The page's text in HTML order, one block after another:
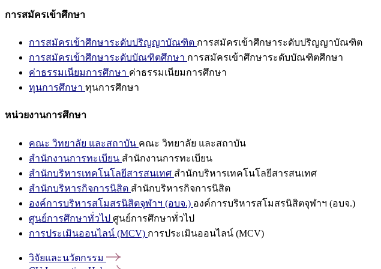
การสมัครเข้าศึกษา
การสมัครเข้าศึกษาระดับปริญญาบัณฑิต การสมัครเข้าศึกษาระดับปริญญาบัณฑิต
การสมัครเข้าศึกษาระดับบัณฑิตศึกษา การสมัครเข้าศึกษาระดับบัณฑิตศึกษา
ค่าธรรมเนียมการศึกษา ค่าธรรมเนียมการศึกษา
ทุนการศึกษา ทุนการศึกษา
หน่วยงานการศึกษา
คณะ วิทยาลัย และสถาบัน คณะ วิทยาลัย และสถาบัน
สำนักงานการทะเบียน สำนักงานการทะเบียน
สำนักบริหารเทคโนโลยีสารสนเทศ สำนักบริหารเทคโนโลยีสารสนเทศ
สำนักบริหารกิจการนิสิต สำนักบริหารกิจการนิสิต
องค์การบริหารสโมสรนิสิตจุฬาฯ (อบจ.) องค์การบริหารสโมสรนิสิตจุฬาฯ (อบจ.)
ศูนย์การศึกษาทั่วไป ศูนย์การศึกษาทั่วไป
การประเมินออนไลน์ (MCV) การประเมินออนไลน์ (MCV)
วิจัยและนวัตกรรม